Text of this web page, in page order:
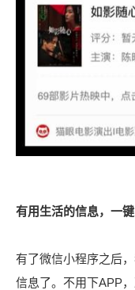
有用生活的信息，一
有了微信小程序之后
信息了。不用下APP